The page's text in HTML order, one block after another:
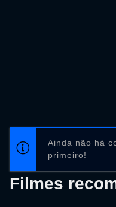
Ainda não há
primeiro!
Filmes